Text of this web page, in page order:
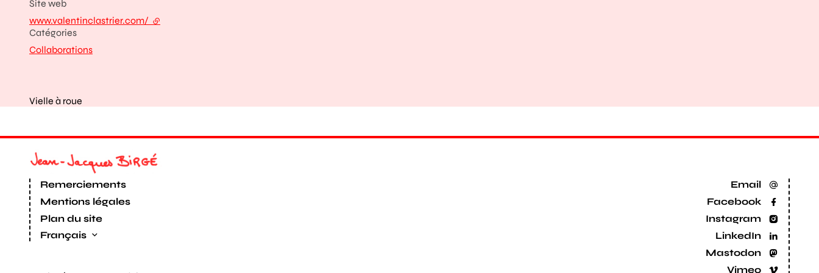
Catégories
Collaborations
Site web
www.valentinclastrier.com/ - lien externe
Vielle à roue
Email
Facebook
Instagram
LinkedIn
Mastodon
Vimeo
Remerciements
Mentions légales
Plan du site
Français